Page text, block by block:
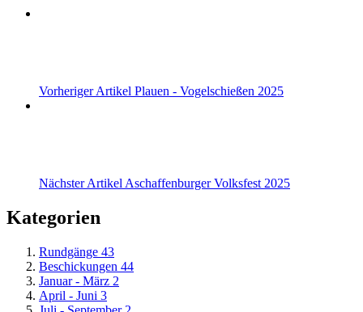
Vorheriger Artikel Plauen - Vogelschießen 2025
Nächster Artikel Aschaffenburger Volksfest 2025
Kategorien
Rundgänge 43
Beschickungen 44
Januar - März 2
April - Juni 3